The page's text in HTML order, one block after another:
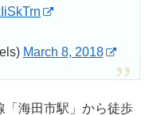
March 8, 2018
「海田市駅」から徒歩